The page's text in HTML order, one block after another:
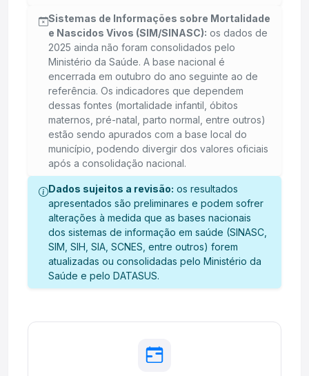
Sistemas de Informações sobre Mortalidade
e Nascidos Vivos (SIM/SINASC): os dados de
2025 ainda não foram consolidados pelo
Ministério da Saúde. A base nacional é
encerrada em outubro do ano seguinte ao de
referência. Os indicadores que dependem
dessas fontes (mortalidade infantil, óbitos
maternos, pré-natal, parto normal, entre outros)
estão sendo apurados com a base local do
município, podendo divergir dos valores oficiais
após a consolidação nacional.
Dados sujeitos a revisão: os resultados
apresentados são preliminares e podem sofrer
alterações à medida que as bases nacionais
dos sistemas de informação em saúde (SINASC,
SIM, SIH, SIA, SCNES, entre outros) forem
atualizadas ou consolidadas pelo Ministério da
Saúde e pelo DATASUS.